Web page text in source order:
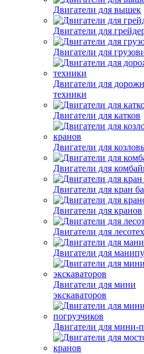
Двигатели для вышек
Двигатели для
Двигатели для
Двигатели для
техники
Двигатели для катков
Двигатели для
Двигатели для
Двигатели для кран
Двигатели для кранов
Двигатели для
Двигатели для
Двигатели для мини
экскаваторов
Двигатели для мини-